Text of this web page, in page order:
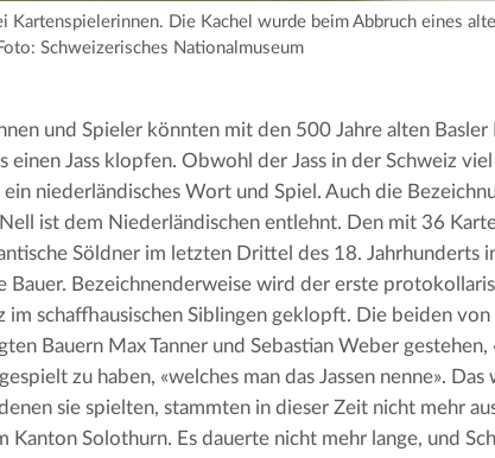
Kartenspielerinnen. Die Kachel wurde beim Abbruch eines
Schweizerisches Nationalmuseum
und Spieler könnten mit den 500 Jahre alten Basler
einen Jass klopfen. Obwohl der Jass in der Schweiz
ein niederländisches Wort und Spiel. Auch die
ist dem Niederländischen entlehnt. Den mit 36
Söldner im letzten Drittel des 18. Jahrhunderts
Bauer. Bezeichnenderweise wird der erste
im schaffhausischen Siblingen geklopft. Die beiden
Bauern Max Tanner und Sebastian Weber gestehen,
zu haben, «welches man das Jassen nenne».
sie spielten, stammten in dieser Zeit nicht mehr
Kanton Solothurn. Es dauerte nicht mehr lange, und